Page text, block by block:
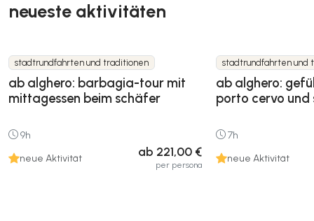
neueste aktivitäten
stadtrundfahrten und traditionen
ab alghero: barbagia-tour mit
mittagessen beim schäfer
9h
neue Aktivität
ab 221,00 €
per persona
stadtrundfahrten und
ab alghero:
porto cervo
7h
neue Aktivität